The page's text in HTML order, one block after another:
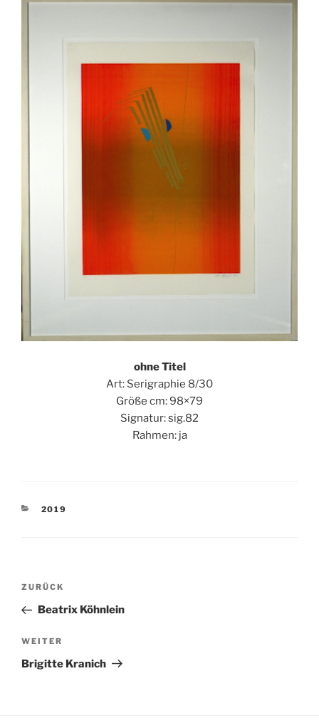
ohne Titel
Art: Serigraphie 8/30
Größe cm: 98×79
Signatur: sig.82
Rahmen: ja
KATEGORIEN
2019
Beitragsnavigation
Vorheriger
Beitrag
ZURÜCK
Beatrix Köhnlein
Nächster
Beitrag
WEITER
Brigitte Kranich